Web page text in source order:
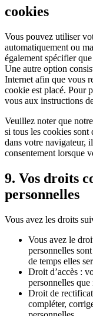
cookies
Vous pouvez utiliser
automatiquement ou
également spécifier
Une autre option
Internet afin que vous
cookie est placé. Pour
vous aux instructions
Veuillez noter que
si tous les cookies sont
dans votre navigateur,
consentement lorsque
9. Vos droits
personnelles
Vous avez les droits
Vous avez le
personnelles
de temps elles
Droit d’accès :
personnelles que
Droit de
compléter,